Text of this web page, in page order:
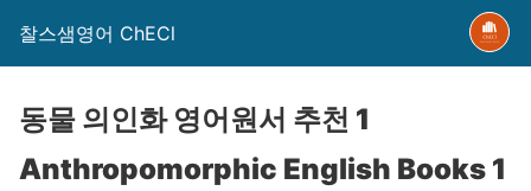
찰스샘영어 ChECl
동물 의인화 영어원서 추천 1
Anthropomorphic English Books 1